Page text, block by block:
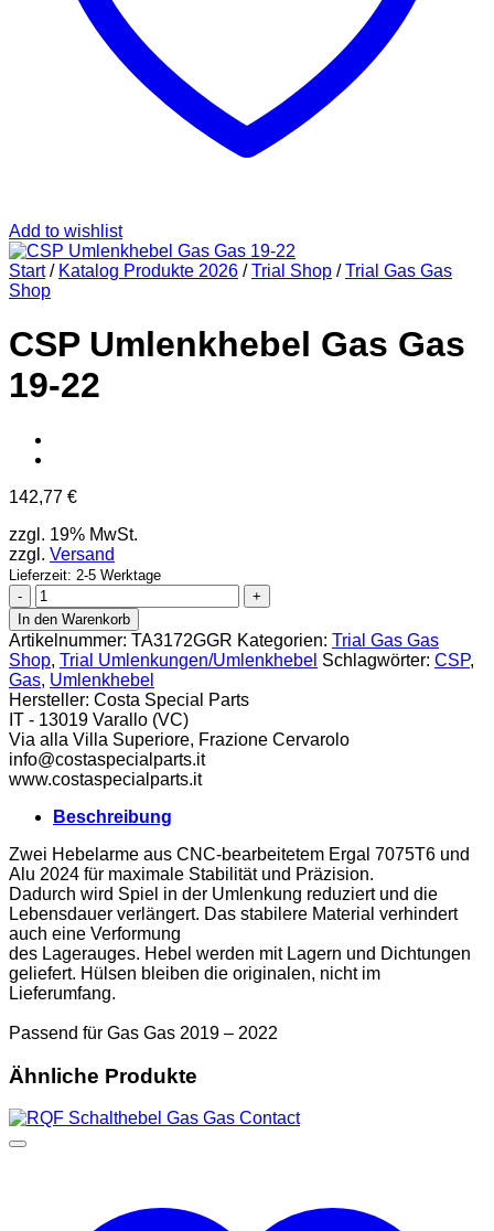
Add to wishlist
Start / Katalog Produkte 2026 / Trial Shop / Trial Gas Gas
Shop
CSP Umlenkhebel Gas Gas
19-22
142,77 €
zzgl. 19% MwSt.
zzgl. Versand
Lieferzeit: 2-5 Werktage
CSP
Umlenkhebel
Gas
Gas
19-
22
Menge
In den Warenkorb
Artikelnummer: TA3172GGR Kategorien: Trial Gas Gas
Shop, Trial Umlenkungen/Umlenkhebel Schlagwörter: CSP,
Gas, Umlenkhebel
Hersteller: Costa Special Parts
IT - 13019 Varallo (VC)
Via alla Villa Superiore, Frazione Cervarolo
info@costaspecialparts.it
www.costaspecialparts.it
Beschreibung
Zwei Hebelarme aus CNC-bearbeitetem Ergal 7075T6 und
Alu 2024 für maximale Stabilität und Präzision.
Dadurch wird Spiel in der Umlenkung reduziert und die
Lebensdauer verlängert. Das stabilere Material verhindert
auch eine Verformung
des Lagerauges. Hebel werden mit Lagern und Dichtungen
geliefert. Hülsen bleiben die originalen, nicht im
Lieferumfang.
Passend für Gas Gas 2019 – 2022
Ähnliche Produkte